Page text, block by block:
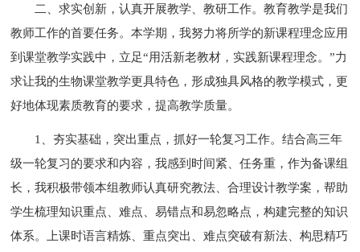
二、求实创新，认真开展教学、教研工作。教育教学是我们
教师工作的首要任务。本学期，我努力将所学的新课程理念应用
到课堂教学实践中，立足“用活新老教材，实践新课程理念。”力
求让我的生物课堂教学更具特色，形成独具风格的教学模式，更
好地体现素质教育的要求，提高教学质量。
1、夯实基础，突出重点，抓好一轮复习工作。结合高三年
级一轮复习的要求和内容，我感到时间紧、任务重，作为备课组
长，我积极带领本组教师认真研究教法、合理设计教学案，帮助
学生梳理知识重点、难点、易错点和易忽略点，构建完整的知识
体系。上课时语言精炼、重点突出、难点突破有新法、构思精巧